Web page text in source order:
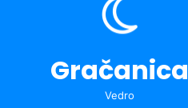
Gračanica
Vedro